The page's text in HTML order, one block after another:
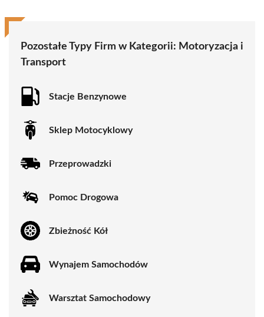
Pozostałe Typy Firm w Kategorii: Motoryzacja i
Transport
Stacje Benzynowe
Sklep Motocyklowy
Przeprowadzki
Pomoc Drogowa
Zbieżność Kół
Wynajem Samochodów
Warsztat Samochodowy